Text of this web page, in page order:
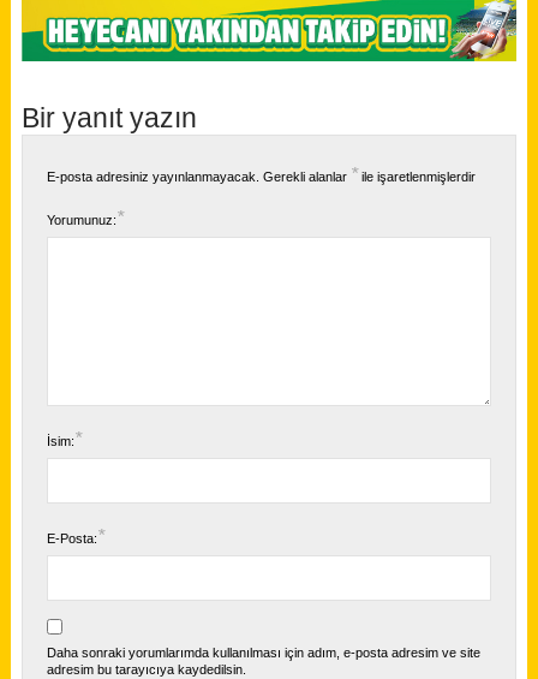
Bir yanıt yazın
E-posta adresiniz yayınlanmayacak. Gerekli alanlar * ile işaretlenmişlerdir
Yorumunuz:*
İsim:*
E-Posta:*
Daha sonraki yorumlarımda kullanılması için adım, e-posta adresim ve site
adresim bu tarayıcıya kaydedilsin.